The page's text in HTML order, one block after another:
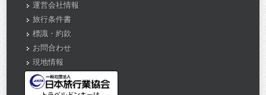
運営会社情報
旅行条件書
標識・約款
お問合わせ
現地情報